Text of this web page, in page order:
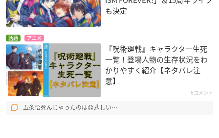
も決定
話題 アニメ
『呪術廻戦』キャラクター生死
一覧！登場人物の生存状況をわ
かりやすく紹介【ネタバレ注
意】
6コメント
五条悟死んじゃったのは😞悲しい⋯